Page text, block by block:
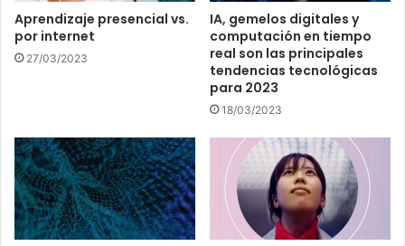
Aprendizaje presencial vs.
por internet
27/03/2023
IA, gemelos digitales y
computación en tiempo
real son las principales
tendencias tecnológicas
para 2023
18/03/2023